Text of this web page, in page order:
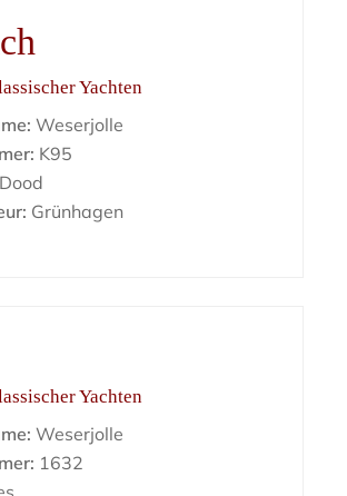
Yachten
Weserjolle
K95
Grünhagen
Yachten
Weserjolle
1632